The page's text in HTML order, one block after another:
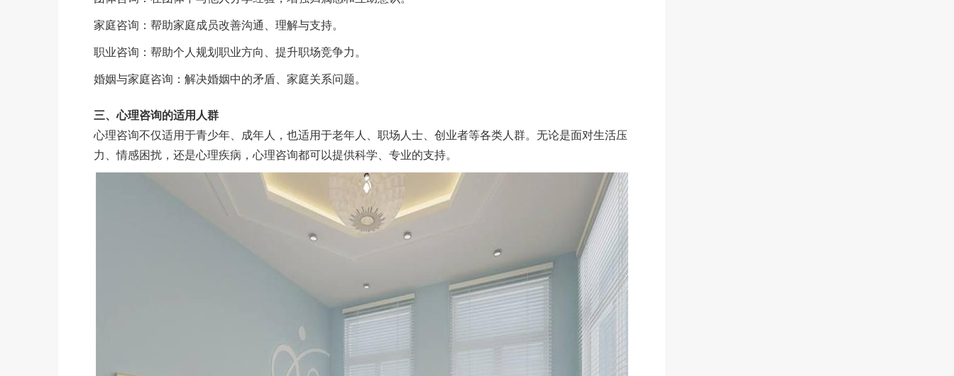
家庭咨询：帮助家庭成员改善沟通、理解与支持。
职业咨询：帮助个人规划职业方向、提升职场竞争力。
婚姻与家庭咨询：解决婚姻中的矛盾、家庭关系问题。
三、心理咨询的适用人群
心理咨询不仅适用于青少年、成年人，也适用于老年人、职场人士、创业者等各类人群。无论是面对生活压
力、情感困扰，还是心理疾病，心理咨询都可以提供科学、专业的支持。